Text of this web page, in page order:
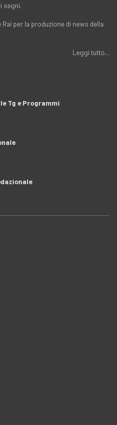
segni.
per la produzione di news della
Leggi tutto...
Tg e Programmi